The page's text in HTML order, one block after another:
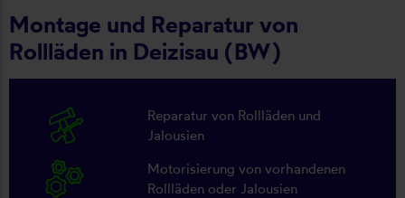
Montage und Reparatur von
Rollläden in Deizisau (BW)
Reparatur von Rollläden und
Jalousien
Motorisierung von vorhandenen
Rollläden oder Jalousien